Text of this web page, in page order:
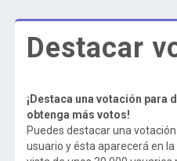
Destacar
¡Destaca una votación para
obtenga más votos!
Puedes destacar una
usuario y ésta aparecerá en